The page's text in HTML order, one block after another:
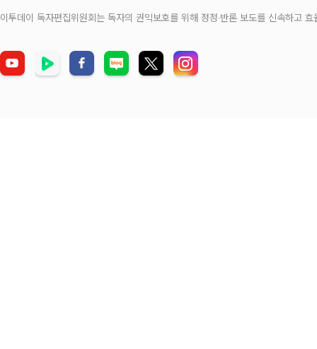
이투데이 독자편집위원회는 독자의 권익보호를 위해 정정‧반론 보도를 신속하고